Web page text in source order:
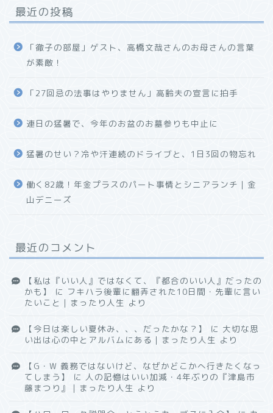
最近の投稿
「徹子の部屋」ゲスト、高橋文哉さんのお母さんの言葉
が素敵！
「27回忌の法事はやりません」高齢夫の宣言に拍手
連日の猛暑で、今年のお盆のお墓参りも中止に
猛暑のせい？冷や汗連続のドライブと、1日3回の物忘れ
働く82歳！年金プラスのパート事情とシニアランチ｜金
山デニーズ
最近のコメント
【私は『いい人』ではなくて、『都合のいい人』だったの
かも】
に フキハラ後輩に翻弄された10日間・先輩に言い
たいこと｜まったり人生 より
【今日は楽しい夏休み、、、だったかな？】 に 大切な思
い出は心の中とアルバムにある｜まったり人生 より
【G・W 義務ではないけど、なぜかどこかへ行きたくなっ
てしまう】
に 人の記憶はいい加減・4年ぶりの『津島市
藤まつり』｜まったり人生 より